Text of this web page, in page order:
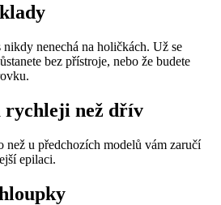
nenechá na holičkách. Už se
bez přístroje, nebo že budete
rychleji než dřív
u předchozích modelů vám zaručí
epilaci.